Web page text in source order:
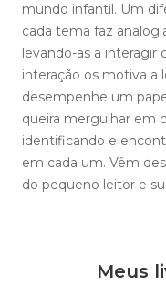
mundo infantil. Um
cada tema faz
levando-as a interagir
interação os motiva a
desempenhe um
queira mergulhar em
identificando e
em cada um. Vêm
do pequeno leitor e
Meus